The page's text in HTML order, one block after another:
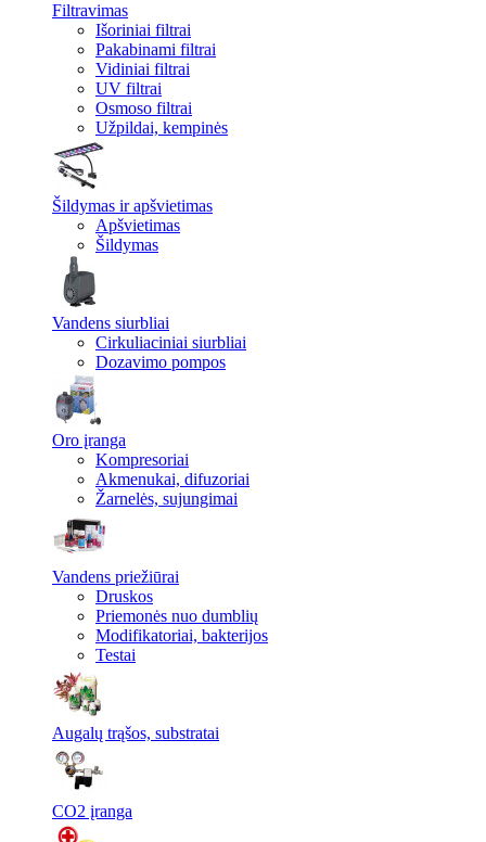
Filtravimas
Išoriniai filtrai
Pakabinami filtrai
Vidiniai filtrai
UV filtrai
Osmoso filtrai
Užpildai, kempinės
Šildymas ir apšvietimas
Apšvietimas
Šildymas
Vandens siurbliai
Cirkuliaciniai siurbliai
Dozavimo pompos
Oro įranga
Kompresoriai
Akmenukai, difuzoriai
Žarnelės, sujungimai
Vandens priežiūrai
Druskos
Priemonės nuo dumblių
Modifikatoriai, bakterijos
Testai
Augalų trąšos, substratai
CO2 įranga